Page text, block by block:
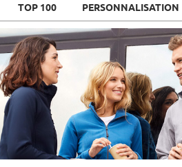
TOP 100 PERSONNALISATION